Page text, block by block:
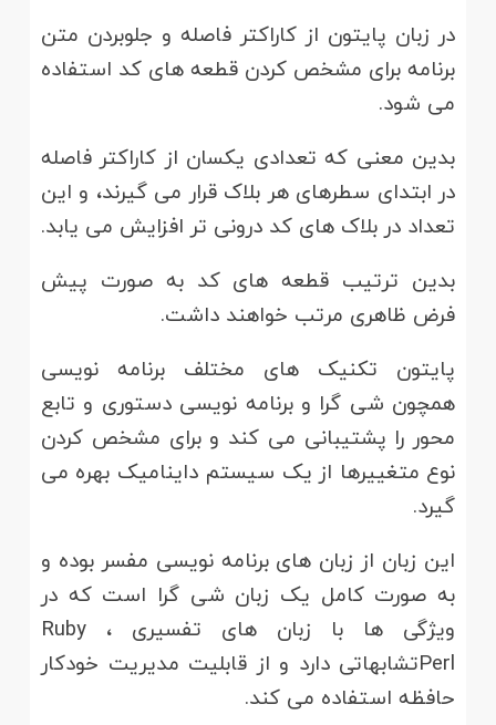
در زبان پایتون از کاراکتر فاصله و جلوبردن متن
برنامه برای مشخص کردن قطعه های کد استفاده
می شود.
بدین معنی که تعدادی یکسان از کاراکتر فاصله
در ابتدای سطرهای هر بلاک قرار می گیرند، و این
تعداد در بلاک های کد درونی تر افزایش می یابد.
بدین ترتیب قطعه های کد به صورت پیش
فرض ظاهری مرتب خواهند داشت.
پایتون تکنیک های مختلف برنامه نویسی
همچون شی گرا و برنامه نویسی دستوری و تابع
محور را پشتیبانی می کند و برای مشخص کردن
نوع متغییرها از یک سیستم داینامیک بهره می
گیرد.
این زبان از زبان های برنامه نویسی مفسر بوده و
به صورت کامل یک زبان شی گرا است که در
ویژگی ها با زبان های تفسیری Ruby ،
Perlتشابهاتی دارد و از قابلیت مدیریت خودکار
حافظه استفاده می کند.